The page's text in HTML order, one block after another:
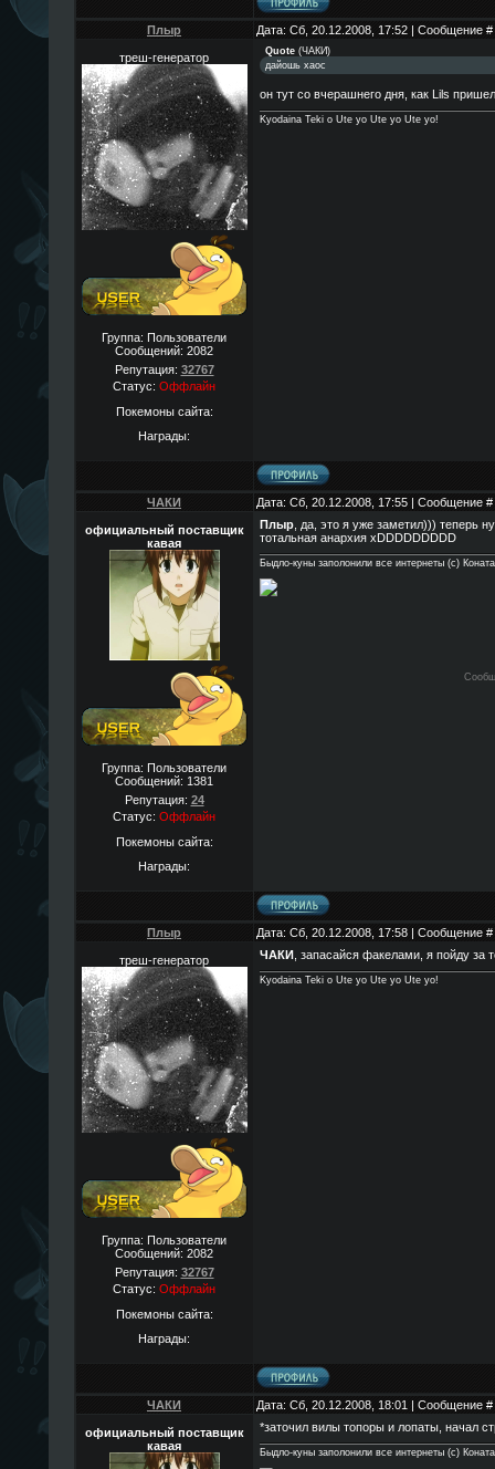
Плыр Дата: Сб, 20.12.2008, 17:52 | Сообщение #
треш-генератор
Группа: Пользователи
Сообщений: 2082
Репутация: 32767
Статус: Оффлайн
Покемоны сайта:
Награды:
Quote(ЧАКИ)
дайошь хаос
он тут со вчерашнего дня, как Lils
Kyodaina Teki o Ute yo Ute yo Ute yo!
ЧАКИ Дата: Сб, 20.12.2008, 17:55 | Сообщение #
официальный поставщик
кавая
Группа: Пользователи
Сообщений: 1381
Репутация: 24
Статус: Оффлайн
Покемоны сайта:
Награды:
Плыр, да, это я уже заметил))) теперь
тотальная анархия xDDDDDDDDD
Быдло-куны заполонили все интернеты (с)
Плыр Дата: Сб, 20.12.2008, 17:58 | Сообщение #
треш-генератор
Группа: Пользователи
Сообщений: 2082
Репутация: 32767
Статус: Оффлайн
Покемоны сайта:
Награды:
ЧАКИ, запасайся факелами, я пойду за
Kyodaina Teki o Ute yo Ute yo Ute yo!
ЧАКИ Дата: Сб, 20.12.2008, 18:01 | Сообщение #
официальный поставщик
кавая
*заточил вилы топоры и лопаты, начал
Быдло-куны заполонили все интернеты (с)